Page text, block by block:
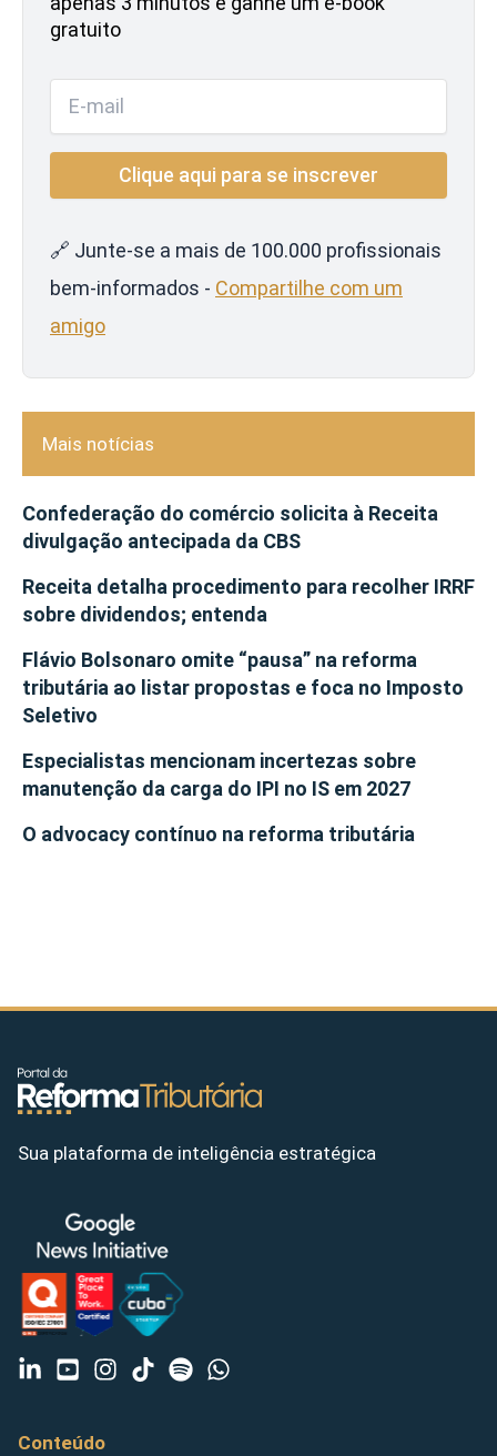
gratuito
🔗 Junte-se a mais de 100.000 profissionais
bem-informados - Compartilhe com um
amigo
Mais notícias
Confederação do comércio solicita à Receita
divulgação antecipada da CBS
Receita detalha procedimento para recolher IRRF
sobre dividendos; entenda
Flávio Bolsonaro omite “pausa” na reforma
tributária ao listar propostas e foca no Imposto
Seletivo
Especialistas mencionam incertezas sobre
manutenção da carga do IPI no IS em 2027
O advocacy contínuo na reforma tributária
Sua plataforma de inteligência estratégica
Conteúdo